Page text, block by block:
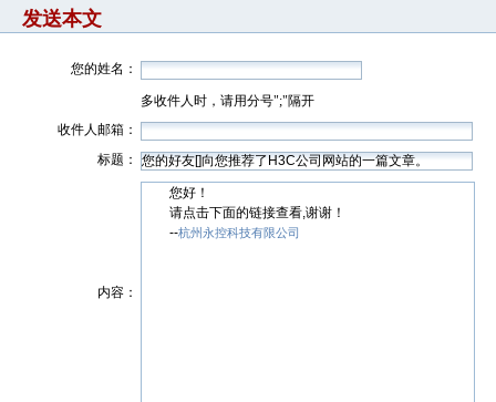
发送本文
您的姓名：
多收件人时，请用分号";"隔开
收件人邮箱：
标题：
内容：
您好！
请点击下面的链接查看,谢谢！
--杭州永控科技有限公司